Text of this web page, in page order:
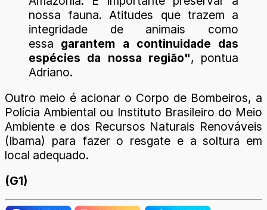
nossa fauna. Atitudes que trazem a
integridade de animais como
essa garantem a continuidade das
espécies da nossa região", pontua
Adriano.
Outro meio é acionar o Corpo de Bombeiros, a
Polícia Ambiental ou Instituto Brasileiro do Meio
Ambiente e dos Recursos Naturais Renováveis
(Ibama) para fazer o resgate e a soltura em
local adequado.
(G1)